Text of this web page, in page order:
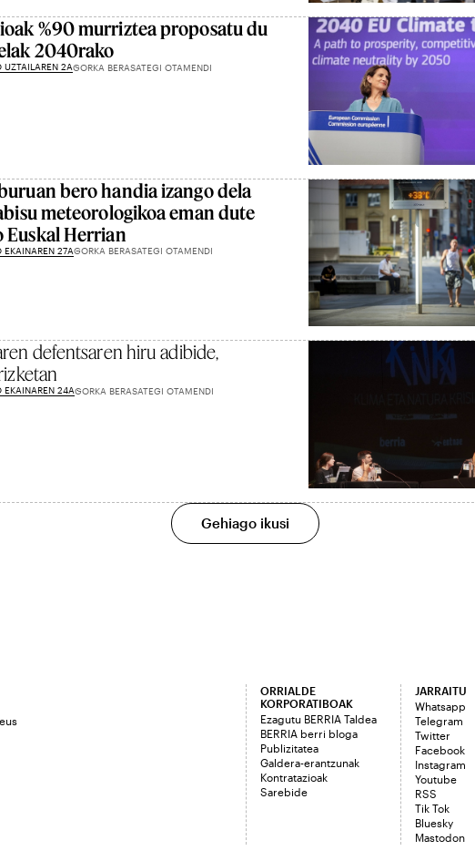
%90 murriztea proposatu du
2040rako
UZTAILAREN 2AGORKA BERASATEGI OTAMENDI
bero handia izango dela
meteorologikoa eman dute
Euskal Herrian
EKAINAREN 27AGORKA BERASATEGI OTAMENDI
defentsaren hiru adibide,
EKAINAREN 24AGORKA BERASATEGI OTAMENDI
Gehiago ikusi
ORRIALDE
KORPORATIBOAK
Ezagutu BERRIA Taldea
BERRIA berri bloga
Publizitatea
Galdera-erantzunak
Kontratazioak
Sarebide
JARRAITU
Whatsapp
Telegram
Twitter
Facebook
Instagram
Youtube
RSS
Tik Tok
Bluesky
Mastodon